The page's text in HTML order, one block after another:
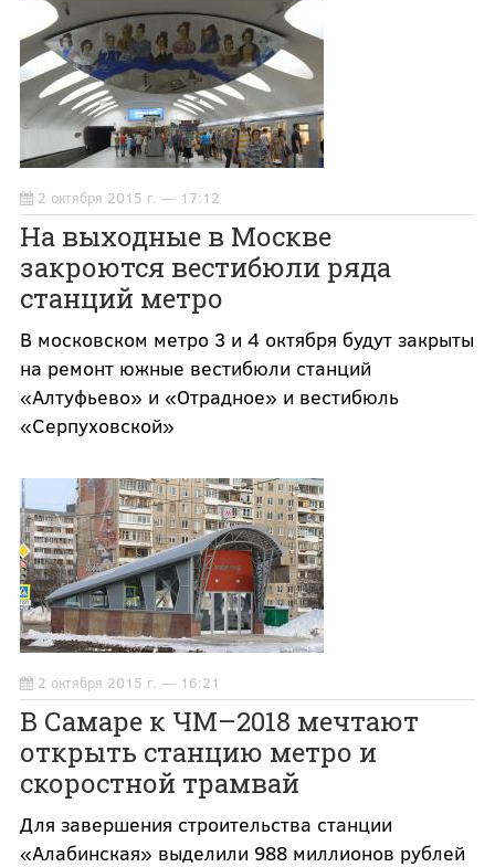
2 октября 2015 г. — 17:12
На выходные в Москве
закроются вестибюли ряда
станций метро
В московском метро 3 и 4 октября будут закрыты
на ремонт южные вестибюли станций
«Алтуфьево» и «Отрадное» и вестибюль
«Серпуховской»
2 октября 2015 г. — 16:21
В Самаре к ЧМ–2018 мечтают
открыть станцию метро и
скоростной трамвай
Для завершения строительства станции
«Алабинская» выделили 988 миллионов рублей